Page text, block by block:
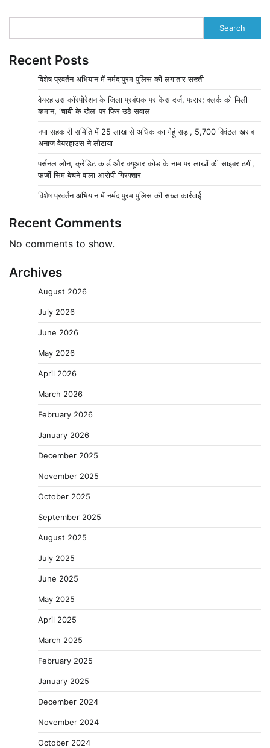
Search
Recent Posts
विशेष प्रवर्तन अभियान में नर्मदापुरम पुलिस की लगातार सख्ती
वेयरहाउस कॉरपोरेशन के जिला प्रबंधक पर केस दर्ज, फरार; क्लर्क को मिली
कमान, ‘चाबी के खेल’ पर फिर उठे सवाल
नपा सहकारी समिति में 25 लाख से अधिक का गेहूं सड़ा, 5,700 क्विंटल खराब
अनाज वेयरहाउस ने लौटाया
पर्सनल लोन, क्रेडिट कार्ड और क्यूआर कोड के नाम पर लाखों की साइबर ठगी,
फर्जी सिम बेचने वाला आरोपी गिरफ्तार
विशेष प्रवर्तन अभियान में नर्मदापुरम पुलिस की सख्त कार्रवाई
Recent Comments
No comments to show.
Archives
August 2026
July 2026
June 2026
May 2026
April 2026
March 2026
February 2026
January 2026
December 2025
November 2025
October 2025
September 2025
August 2025
July 2025
June 2025
May 2025
April 2025
March 2025
February 2025
January 2025
December 2024
November 2024
October 2024